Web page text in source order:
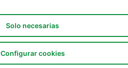
Solo necesarias
Configurar cookies